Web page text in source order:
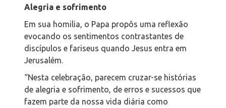
Alegria e sofrimento
Em sua homilia, o Papa propôs uma reflexão
evocando os sentimentos contrastantes de
discípulos e fariseus quando Jesus entra em
Jerusalém.
“Nesta celebração, parecem cruzar-se histórias
de alegria e sofrimento, de erros e sucessos que
fazem parte da nossa vida diária como